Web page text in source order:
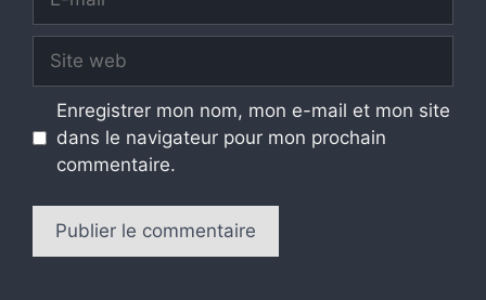
mail
web
Enregistrer mon nom, mon e-mail et mon site
dans le navigateur pour mon prochain
commentaire.